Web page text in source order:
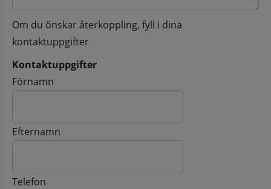
Om du önskar återkoppling, fyll i dina
kontaktuppgifter
Kontaktuppgifter
Kontaktuppgifter
Förnamn
Efternamn
Telefon